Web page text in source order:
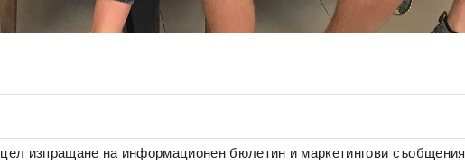
изпращане на информационен бюлетин и маркетингови съобщения